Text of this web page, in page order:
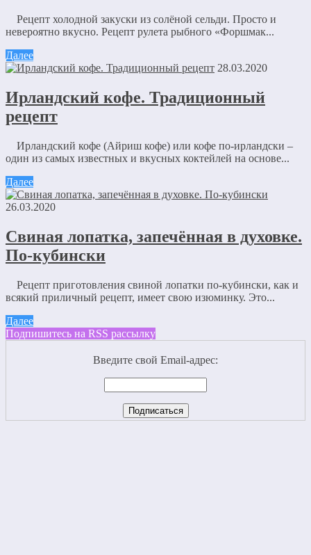
Рецепт холодной закуски из солёной сельди. Просто и
невероятно вкусно. Рецепт рулета рыбного «Форшмак...
Далее
28.03.2020
Ирландский кофе. Традиционный
рецепт
Ирландский кофе (Айриш кофе) или кофе по-ирландски –
один из самых известных и вкусных коктейлей на основе...
Далее
26.03.2020
Свиная лопатка, запечённая в духовке.
По-кубински
Рецепт приготовления свиной лопатки по-кубински, как и
всякий приличный рецепт, имеет свою изюминку. Это...
Далее
Подпишитесь на RSS рассылку
Введите свой Email-адрес: